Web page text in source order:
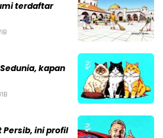
terdaftar
kapan
Persib, ini profil